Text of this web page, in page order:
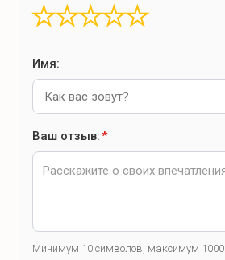
★
★
★
★
★
Имя:
Ваш отзыв:*
Минимум 10 символов, максимум 1000